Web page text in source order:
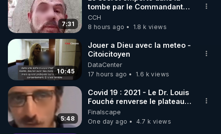
🌱 INSTAGRAM
https://www.instagram.com/rdlr_thierrycasasnovas/
http://rgnr.li/instagram
🌱 LA NEWSLETTER
Pour ne pas rater l’actualité RGNR (stages,
http://rgnr.li/news
🌱 VIDÉOS NON CENSURÉES SUR ODYSEE
7:31
tombe par le Commandant
Cousteau le 25 juin 1997
CCH
8 hours ago
1.8 k views
10:45
Jouer a Dieu avec la meteo -
Citoicitoyen
DataCenter
17 hours ago
1.6 k views
5:48
Covid 19 : 2021 - Le Dr. Louis
Fouché renverse le plateau
de CNews !
Finalscape
One day ago
4.7 k views